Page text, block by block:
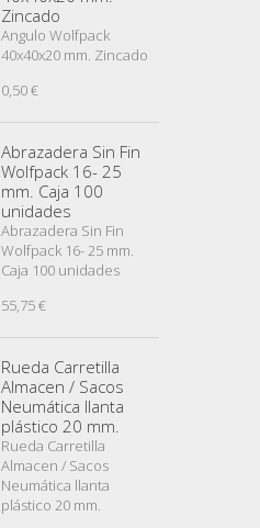
Zincado
Angulo Wolfpack
40x40x20 mm. Zincado
0,50 €
Abrazadera Sin Fin
Wolfpack 16- 25
mm. Caja 100
unidades
Abrazadera Sin Fin
Wolfpack 16- 25 mm.
Caja 100 unidades
55,75 €
Rueda Carretilla
Almacen / Sacos
Neumática llanta
plástico 20 mm.
Rueda Carretilla
Almacen / Sacos
Neumática llanta
plástico 20 mm.